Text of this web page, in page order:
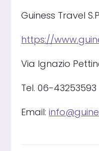
Guiness Travel
https://
Via Ignazio
Tel. 06-43253593
Email: